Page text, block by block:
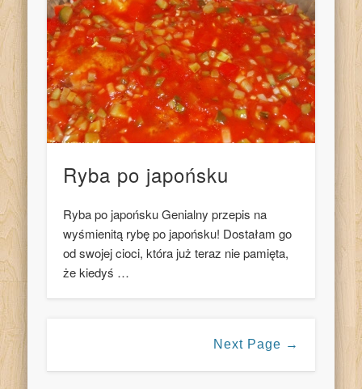
Ryba po japońsku
Ryba po japońsku Genialny przepis na
wyśmienitą rybę po japońsku! Dostałam go
od swojej cioci, która już teraz nie pamięta,
że kiedyś …
Next Page →